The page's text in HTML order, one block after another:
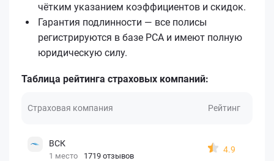
чётким указанием коэффициентов и скидок.
Гарантия подлинности — все полисы
регистрируются в базе РСА и имеют полную
юридическую силу.
Таблица рейтинга страховых компаний:
Страховая компания Рейтинг
ВСК
1 место 1719 отзывов
4.9